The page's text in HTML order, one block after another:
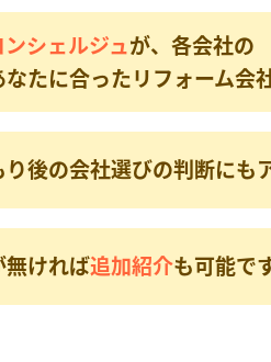
シェルジュが、各会社の
たに合ったリフォーム会
後の会社選びの判断にも
無ければ追加紹介も可能で